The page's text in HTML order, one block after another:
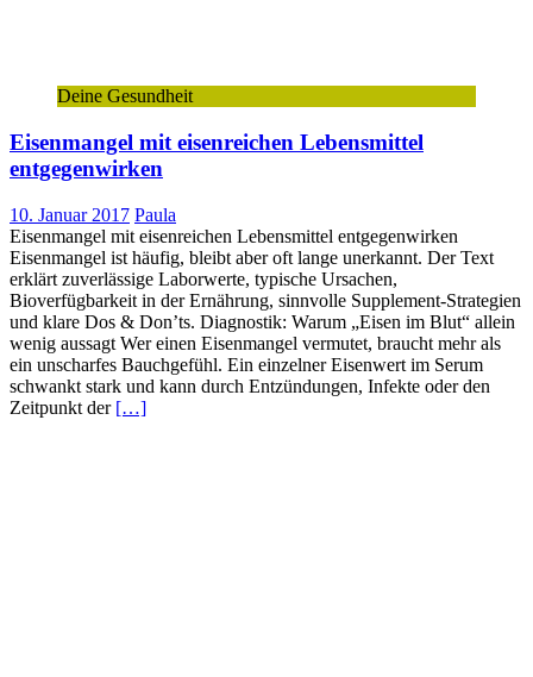
Deine Gesundheit
Eisenmangel mit eisenreichen Lebensmittel
entgegenwirken
10. Januar 2017 Paula
Eisenmangel mit eisenreichen Lebensmittel entgegenwirken
Eisenmangel ist häufig, bleibt aber oft lange unerkannt. Der Text
erklärt zuverlässige Laborwerte, typische Ursachen,
Bioverfügbarkeit in der Ernährung, sinnvolle Supplement-Strategien
und klare Dos & Don’ts. Diagnostik: Warum „Eisen im Blut“ allein
wenig aussagt Wer einen Eisenmangel vermutet, braucht mehr als
ein unscharfes Bauchgefühl. Ein einzelner Eisenwert im Serum
schwankt stark und kann durch Entzündungen, Infekte oder den
Zeitpunkt der […]